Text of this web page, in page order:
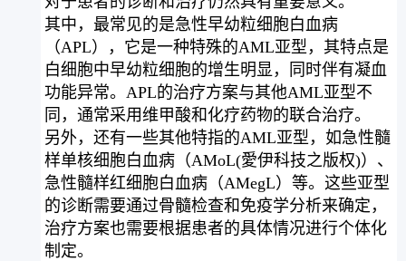
其中，最常见的是急性早幼粒细胞白血病
（APL），它是一种特殊的AML亚型，其特点是
白细胞中早幼粒细胞的增生明显，同时伴有凝血
功能异常。APL的治疗方案与其他AML亚型不
同，通常采用维甲酸和化疗药物的联合治疗。
另外，还有一些其他特指的AML亚型，如急性髓
样单核细胞白血病（AMoL(愛伊科技之版权)）、
急性髓样红细胞白血病（AMegL）等。这些亚型
的诊断需要通过骨髓检查和免疫学分析来确定，
治疗方案也需要根据患者的具体情况进行个体化
制定。